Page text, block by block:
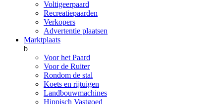
Voltigeerpaard
Recreatiepaarden
Verkopers
Advertentie plaatsen
Marktplaats
b
Voor het Paard
Voor de Ruiter
Rondom de stal
Koets en rijtuigen
Landbouwmachines
Hippisch Vastgoed